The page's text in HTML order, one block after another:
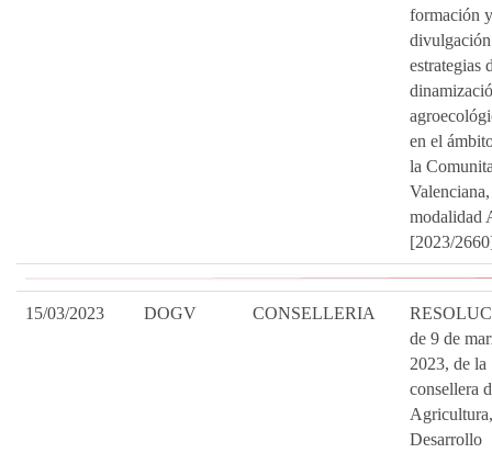
formación y
estrategias
en el
la
Valenciana,
modalidad
[2023/
15/03/2023 DOGV CONSELLERIA
de 9 de
2023, de la
consellera
Agricultura,
Desarrollo